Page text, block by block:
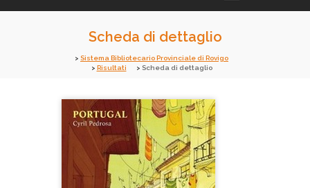
Scheda di dettaglio
Sistema Bibliotecario Provinciale di Rovigo
Risultati
Scheda di dettaglio